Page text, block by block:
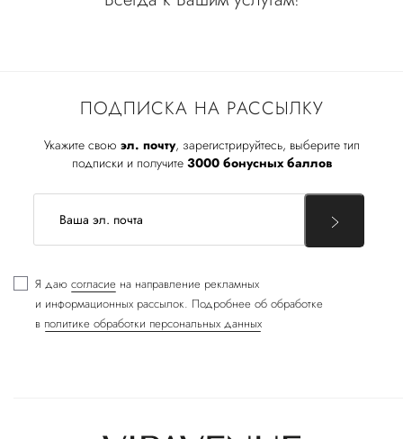
ПОДПИСКА НА РАССЫЛКУ
Укажите свою эл. почту, зарегистрируйтесь, выберите тип
подписки и получите 3000 бонусных баллов
Я даю согласие на направление рекламных
и информационных рассылок. Подробнее об обработке
в политике обработки персональных данных